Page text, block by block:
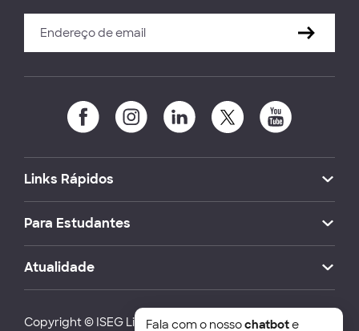
Links Rápidos
Para Estudantes
Atualidade
Copyright © ISEG Lisbon School of Economics and
Fala com o nossochatbote